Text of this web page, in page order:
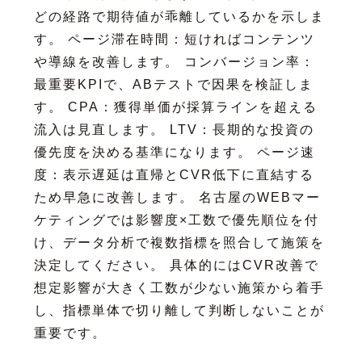
どの経路で期待値が乖離しているかを示しま
す。 ページ滞在時間：短ければコンテンツ
や導線を改善します。 コンバージョン率：
最重要KPIで、ABテストで因果を検証しま
す。 CPA：獲得単価が採算ラインを超える
流入は見直します。 LTV：長期的な投資の
優先度を決める基準になります。 ページ速
度：表示遅延は直帰とCVR低下に直結する
ため早急に改善します。 名古屋のWEBマー
ケティングでは影響度×工数で優先順位を付
け、データ分析で複数指標を照合して施策を
決定してください。 具体的にはCVR改善で
想定影響が大きく工数が少ない施策から着手
し、指標単体で切り離して判断しないことが
重要です。